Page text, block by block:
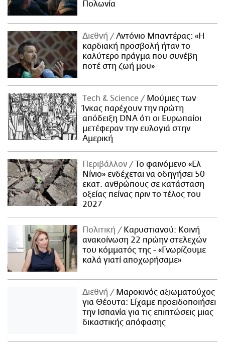
Πολωνία
Διεθνή
Αντόνιο Μπαντέρας: «Η
καρδιακή προσβολή ήταν το
καλύτερο πράγμα που συνέβη
ποτέ στη ζωή μου»
Τech & Science
Μούμιες των
Ίνκας παρέχουν την πρώτη
απόδειξη DNA ότι οι Ευρωπαίοι
μετέφεραν την ευλογιά στην
Αμερική
Περιβάλλον
Το φαινόμενο «Ελ
Νίνιο» ενδέχεται να οδηγήσει 50
εκατ. ανθρώπους σε κατάσταση
οξείας πείνας πριν το τέλος του
2027
Πολιτική
Καρυστιανού: Κοινή
ανακοίνωση 22 πρώην στελεχών
του κόμματός της - «Γνωρίζουμε
καλά γιατί αποχωρήσαμε»
Διεθνή
Μαροκινός αξιωματούχος
για Θέουτα: Είχαμε προειδοποιήσει
την Ισπανία για τις επιπτώσεις μιας
δικαστικής απόφασης